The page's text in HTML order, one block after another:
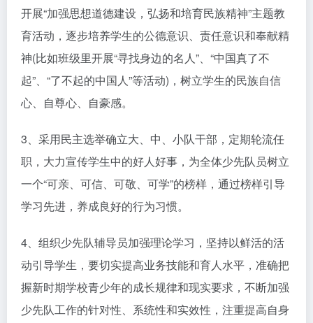
开展“加强思想道德建设，弘扬和培育民族精神”主题教
育活动，逐步培养学生的公德意识、责任意识和奉献精
神(比如班级里开展“寻找身边的名人”、“中国真了不
起”、“了不起的中国人”等活动)，树立学生的民族自信
心、自尊心、自豪感。
3、采用民主选举确立大、中、小队干部，定期轮流任
职，大力宣传学生中的好人好事，为全体少先队员树立
一个“可亲、可信、可敬、可学”的榜样，通过榜样引导
学习先进，养成良好的行为习惯。
4、组织少先队辅导员加强理论学习，坚持以鲜活的活
动引导学生，要切实提高业务技能和育人水平，准确把
握新时期学校青少年的成长规律和现实要求，不断加强
少先队工作的针对性、系统性和实效性，注重提高自身